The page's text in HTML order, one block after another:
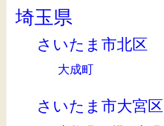
埼玉県
さいたま市北区
大成町
さいたま市大宮区